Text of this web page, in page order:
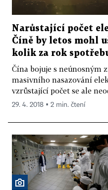
Narůstající počet
Číně by letos mohl
kolik za rok
Čína bojuje s neúnosným
masivního nasazování
vzrůstající počet se ale
29. 4. 2018 ▪ 2 min. čtení